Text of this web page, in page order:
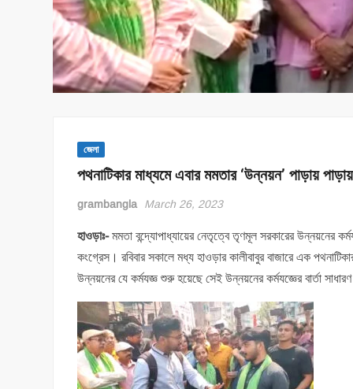
জেলা
পথনাটিকার মাধ্যমে এবার মমতার ‘উন্নয়ন’ পাড়ায়
grambangla March 26, 2023
হাওড়াঃ-মমতা বন্দ্যোপাধ্যায়ের নেতৃত্বে তৃণমূল সরকারের উন্নয়নের
কংগ্রেস। রবিবার সকালে মধ্য হাওড়ার কালীবাবুর বাজারে এক
উন্নয়নের যে কর্মযজ্ঞ শুরু হয়েছে সেই উন্নয়নের কর্মযজ্ঞের বার্তা